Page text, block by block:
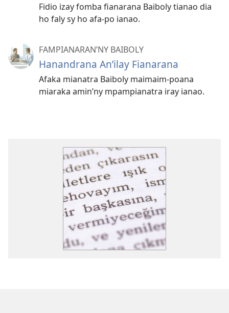
Fidio izay fomba fianarana Baiboly tianao dia
ho faly sy ho afa-po ianao.
FAMPIANARAN’NY BAIBOLY
Hanandrana An’ilay Fianarana
Afaka mianatra Baiboly maimaim-poana
miaraka amin’ny mpampianatra iray ianao.